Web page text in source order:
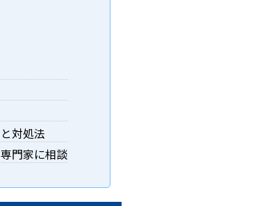
対処法
門家に相談